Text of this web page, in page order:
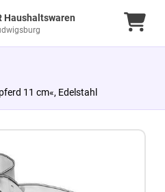
Haushaltswaren
11 cm«, Edelstahl